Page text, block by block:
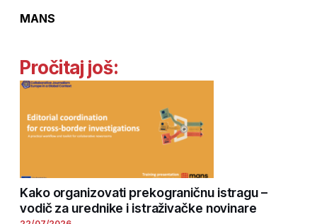
MANS
Pročitaj još:
Kako organizovati prekograničnu istragu –
vodič za urednike i istraživačke novinare